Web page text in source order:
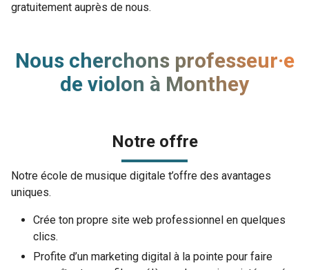
gratuitement auprès de nous.
Nous cherchons professeur·e
de violon à Monthey
Notre offre
Notre école de musique digitale t’offre des avantages
uniques.
Crée ton propre site web professionnel en quelques
clics.
Profite d’un marketing digital à la pointe pour faire